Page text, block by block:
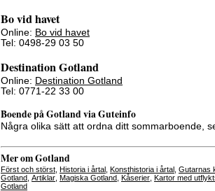
Bo vid havet
Online: Bo vid havet
Tel: 0498-29 03 50
Destination Gotland
Online: Destination Gotland
Tel: 0771-22 33 00
Boende på Gotland via Guteinfo
Några olika sätt att ordna ditt sommarboende,
Mer om Gotland
Först och störst Historia i årtal Konsthistoria i årtal Gutarnas
Gotland Artiklar Magiska Gotland Kåserier Kartor med
Gotland